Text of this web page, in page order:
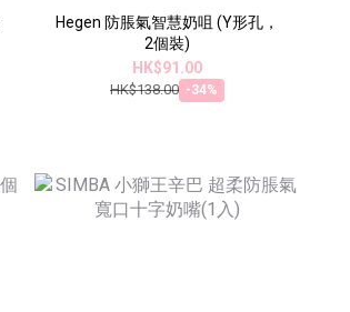
Hegen 防脹氣智慧奶咀 (Y形孔，
2個裝)
HK$91.00
HK$138.00 -34%